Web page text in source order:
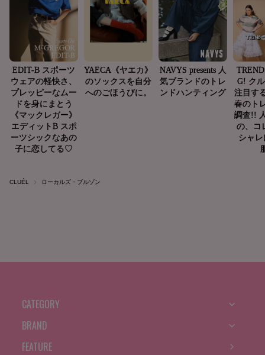
CLUÉL ローカルズ・ブルゾン
CATEGORY
BRAND
FEATURE